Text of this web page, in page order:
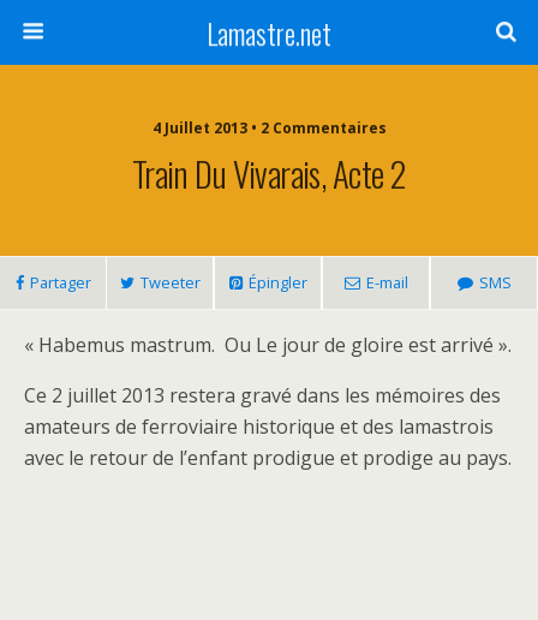
Lamastre.net
4 Juillet 2013 • 2 Commentaires
Train Du Vivarais, Acte 2
Partager Tweeter Épingler E-mail SMS
« Habemus mastrum. Ou Le jour de gloire est arrivé ».
Ce 2 juillet 2013 restera gravé dans les mémoires des
amateurs de ferroviaire historique et des lamastrois
avec le retour de l’enfant prodigue et prodige au pays.